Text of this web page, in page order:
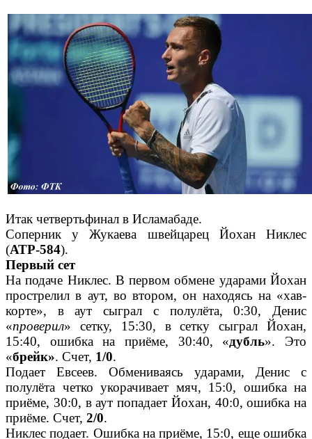
Итак четвертьфинал в Исламабаде.
Соперник у Жукаева швейцарец Йохан Никлес
(АТР-584).
Первый сет
На подаче Никлес. В первом обмене ударами Йохан
прострелил в аут, во втором, он находясь на «хав-
корте», в аут сыграл с полулёта, 0:30, Денис
«проверил» сетку, 15:30, в сетку сыграл Йохан,
15:40, ошибка на приёме, 30:40, «дубль». Это
«брейк». Счет, 1/0.
Подает Евсеев. Обмениваясь ударами, Денис с
полулёта четко укорачивает мяч, 15:0, ошибка на
приёме, 30:0, в аут попадает Йохан, 40:0, ошибка на
приёме. Счет, 2/0.
Никлес подает. Ошибка на приёме, 15:0, еще ошибка